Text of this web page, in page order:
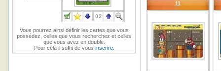
Vous pourrez ainsi définir les cartes que vous
possédez, celles que vous recherchez et celles
que vous avez en double.
Pour cela il suffit de vous inscrire.
11